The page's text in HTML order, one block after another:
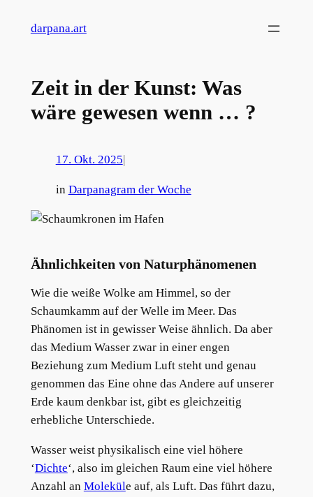
Inhaltdarpana.art
Zeit in der Kunst: Was
wäre gewesen wenn … ?
17. Okt. 2025|
in Darpanagram der Woche
Ähnlichkeiten von Naturphänomenen
Wie die weiße Wolke am Himmel, so der
Schaumkamm auf der Welle im Meer. Das
Phänomen ist in gewisser Weise ähnlich. Da aber
das Medium Wasser zwar in einer engen
Beziehung zum Medium Luft steht und genau
genommen das Eine ohne das Andere auf unserer
Erde kaum denkbar ist, gibt es gleichzeitig
erhebliche Unterschiede.
Wasser weist physikalisch eine viel höhere
‘Dichte‘, also im gleichen Raum eine viel höhere
Anzahl an Moleküle auf, als Luft. Das führt dazu,